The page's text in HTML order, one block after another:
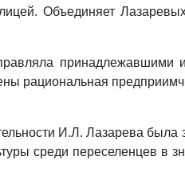
Объединяет
принадлежавшими
рациональная
И.Л. Лазарева была
среди переселенцев в